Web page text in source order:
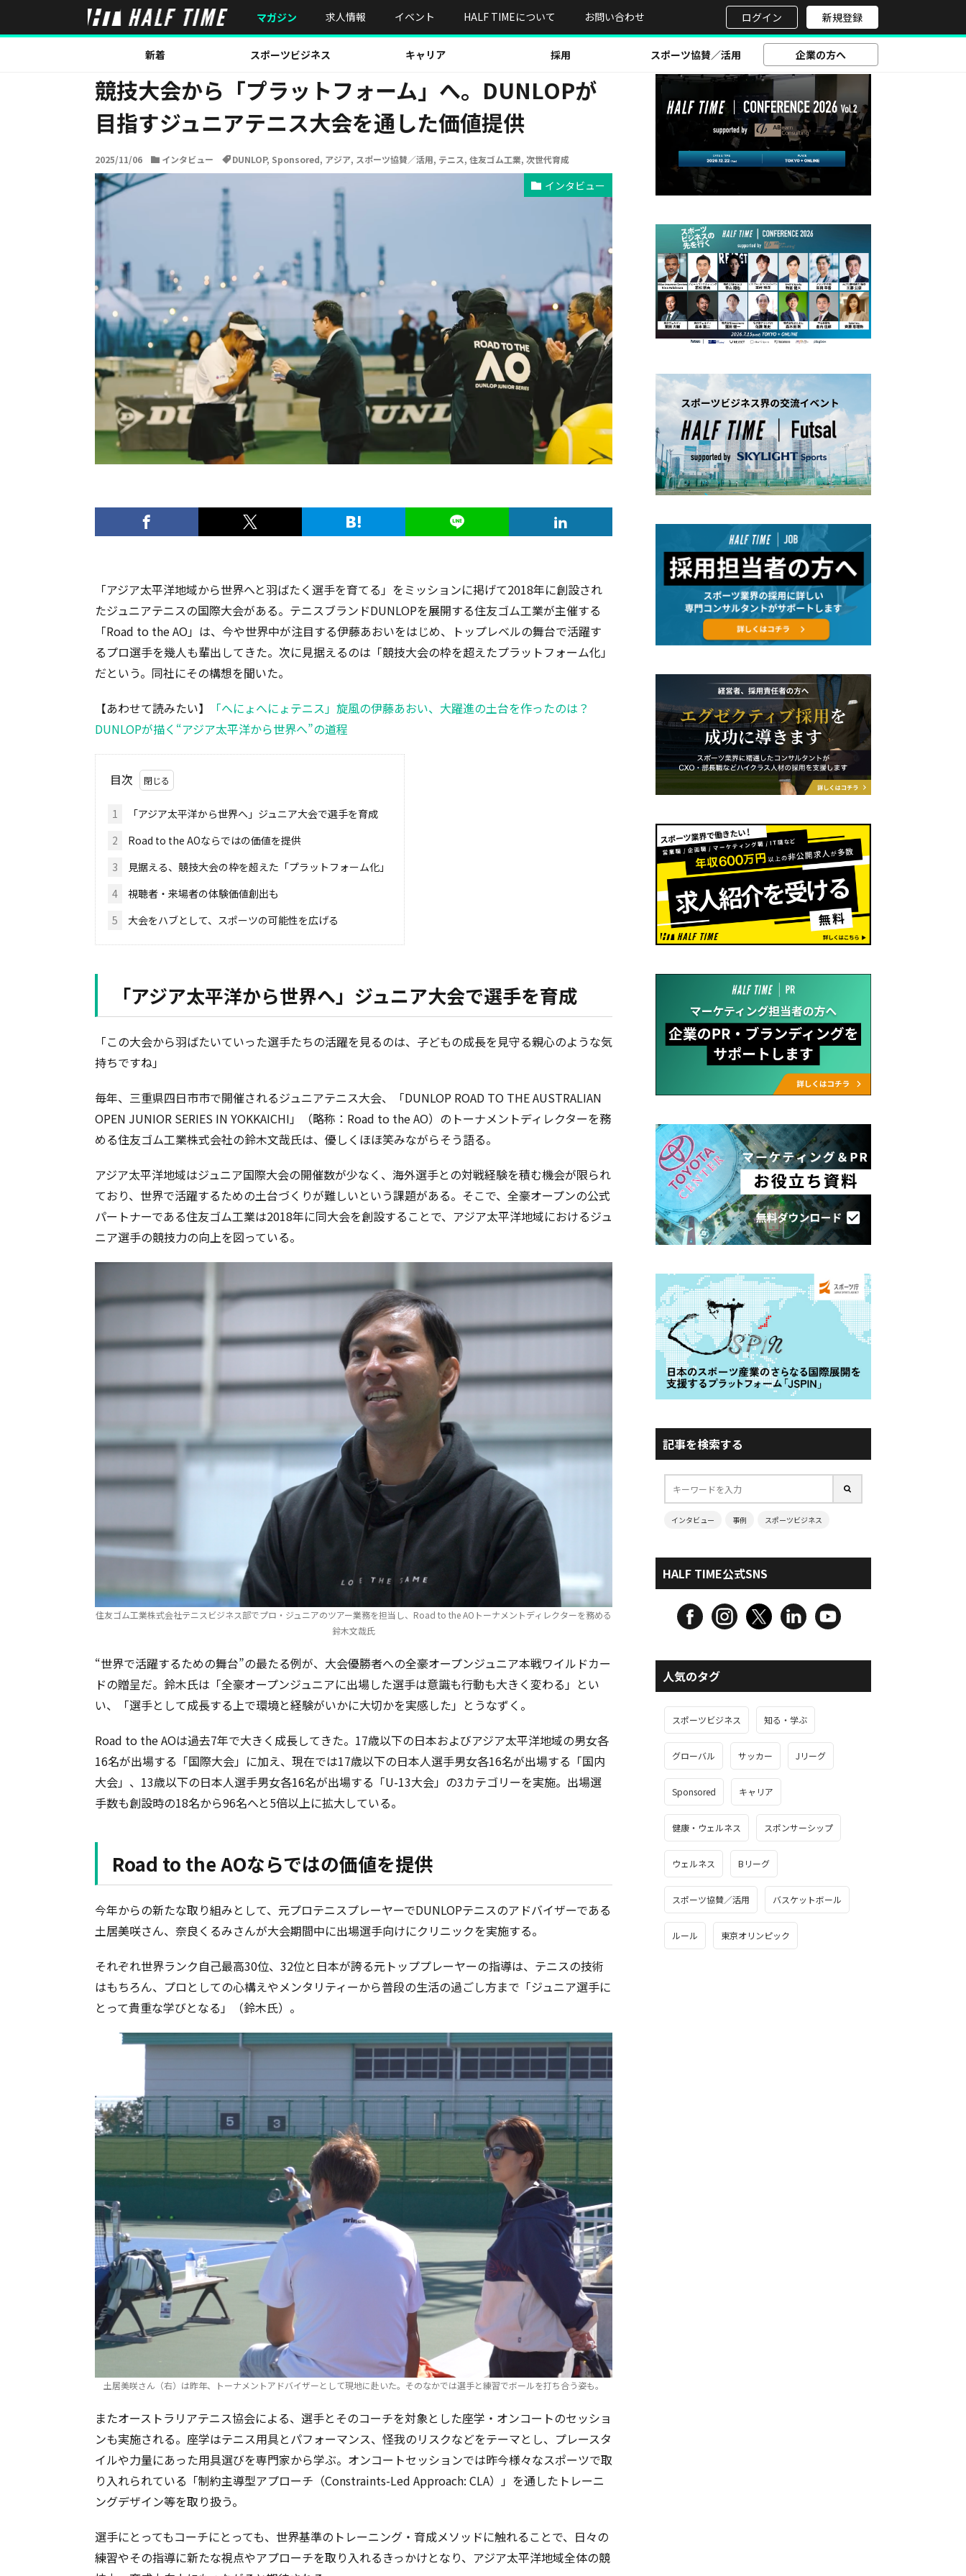
マガジン 求人情報 イベント HALF TIMEについて お問い合わせ ログイン 新規登録
新着 スポーツビジネス キャリア 採用 スポーツ協賛／活用 企業の方へ
HOME インタビュー 競技大会から「プラットフォーム」へ。DUNLOPが目指すジュニアテニス大会を通した価値提供
競技大会から「プラットフォーム」へ。DUNLOPが
目指すジュニアテニス大会を通した価値提供
2025/11/06 インタビュー DUNLOP, Sponsored, アジア, スポーツ協賛／活用, テニス, 住友ゴム工業, 次世代育成
インタビュー
「アジア太平洋地域から世界へと羽ばたく選手を育てる」をミッションに掲げて2018年に創設され
たジュニアテニスの国際大会がある。テニスブランドDUNLOPを展開する住友ゴム工業が主催する
「Road to the AO」は、今や世界中が注目する伊藤あおいをはじめ、トップレベルの舞台で活躍す
るプロ選手を幾人も輩出してきた。次に見据えるのは「競技大会の枠を超えたプラットフォーム化」
だという。同社にその構想を聞いた。
【あわせて読みたい】
「へにょへにょテニス」旋風の伊藤あおい、大躍進の土台を作ったのは？
DUNLOPが描く“アジア太平洋から世界へ”の道程
目次
1
「アジア太平洋から世界へ」ジュニア大会で選手を育成
2
Road to the AOならではの価値を提供
3
見据える、競技大会の枠を超えた「プラットフォーム化」
4
視聴者・来場者の体験価値創出も
5
大会をハブとして、スポーツの可能性を広げる
「アジア太平洋から世界へ」ジュニア大会で選手を育成
「この大会から羽ばたいていった選手たちの活躍を見るのは、子どもの成長を見守る親心のような気
持ちですね」
毎年、三重県四日市市で開催されるジュニアテニス大会、「DUNLOP ROAD TO THE AUSTRALIAN
OPEN JUNIOR SERIES IN YOKKAICHI」（略称：Road to the AO）のトーナメントディレクターを務
める住友ゴム工業株式会社の鈴木文哉氏は、優しくほほ笑みながらそう語る。
アジア太平洋地域はジュニア国際大会の開催数が少なく、海外選手との対戦経験を積む機会が限られ
ており、世界で活躍するための土台づくりが難しいという課題がある。そこで、全豪オープンの公式
パートナーである住友ゴム工業は2018年に同大会を創設することで、アジア太平洋地域におけるジュ
ニア選手の競技力の向上を図っている。
住友ゴム工業株式会社テニスビジネス部でプロ・ジュニアのツアー業務を担当し、Road to the AOトーナメントディレクターを務める
鈴木文哉氏
“世界で活躍するための舞台”の最たる例が、大会優勝者への全豪オープンジュニア本戦ワイルドカー
ドの贈呈だ。鈴木氏は「全豪オープンジュニアに出場した選手は意識も行動も大きく変わる」とい
い、「選手として成長する上で環境と経験がいかに大切かを実感した」とうなずく。
Road to the AOは過去7年で大きく成長してきた。17歳以下の日本およびアジア太平洋地域の男女各
16名が出場する「国際大会」に加え、現在では17歳以下の日本人選手男女各16名が出場する「国内
大会」、13歳以下の日本人選手男女各16名が出場する「U-13大会」の3カテゴリーを実施。出場選
手数も創設時の18名から96名へと5倍以上に拡大している。
Road to the AOならではの価値を提供
今年からの新たな取り組みとして、元プロテニスプレーヤーでDUNLOPテニスのアドバイザーである
土居美咲さん、奈良くるみさんが大会期間中に出場選手向けにクリニックを実施する。
それぞれ世界ランク自己最高30位、32位と日本が誇る元トッププレーヤーの指導は、テニスの技術
はもちろん、プロとしての心構えやメンタリティーから普段の生活の過ごし方まで「ジュニア選手に
とって貴重な学びとなる」（鈴木氏）。
土居美咲さん（右）は昨年、トーナメントアドバイザーとして現地に赴いた。そのなかでは選手と練習でボールを打ち合う姿も。
またオーストラリアテニス協会による、選手とそのコーチを対象とした座学・オンコートのセッショ
ンも実施される。座学はテニス用具とパフォーマンス、怪我のリスクなどをテーマとし、プレースタ
イルや力量にあった用具選びを専門家から学ぶ。オンコートセッションでは昨今様々なスポーツで取
り入れられている「制約主導型アプローチ（Constraints-Led Approach: CLA）」を通したトレーニ
ングデザイン等を取り扱う。
選手にとってもコーチにとっても、世界基準のトレーニング・育成メソッドに触れることで、日々の
練習やその指導に新たな視点やアプローチを取り入れるきっかけとなり、アジア太平洋地域全体の競
記事を検索する
インタビュー 事例 スポーツビジネス
HALF TIME公式SNS
人気のタグ
スポーツビジネス 知る・学ぶ
グローバル サッカー Jリーグ
Sponsored キャリア
健康・ウェルネス スポンサーシップ
ウェルネス Bリーグ
スポーツ協賛／活用 バスケットボール
ルール 東京オリンピック